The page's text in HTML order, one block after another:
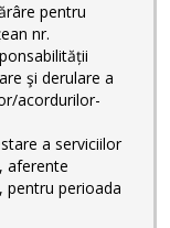
pentru
nr.
şi derulare a
acordurilor-
a serviciilor
aferente
pentru perioada